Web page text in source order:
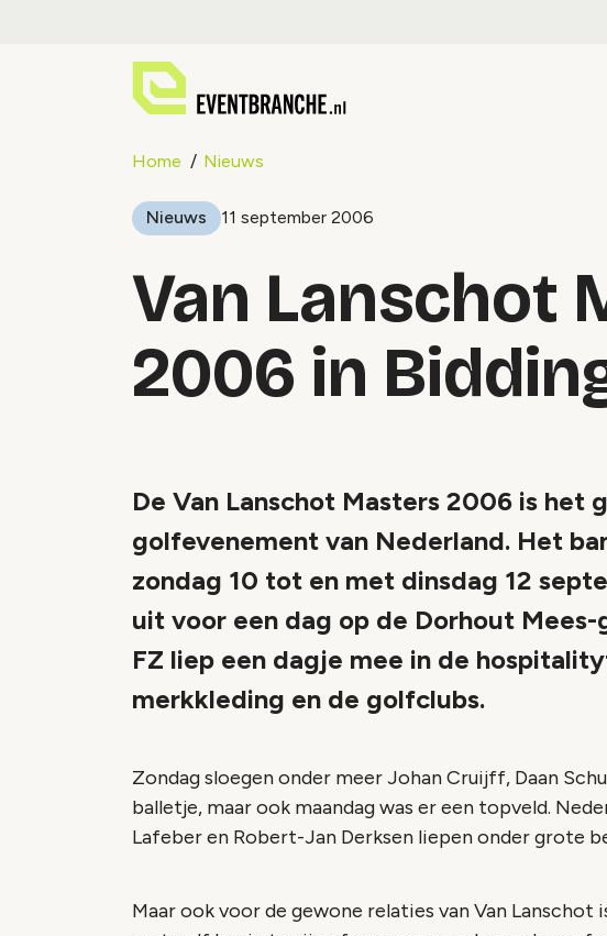
Home Nieuws
Nieuws 11 september 2006
Van Lanschot
2006 in
De Van Lanschot Masters 2006 is het
golfevenement van Nederland. Het
zondag 10 tot en met dinsdag 12
uit voor een dag op de Dorhout
FZ liep een dagje mee in de
merkkleding en de golfclubs.
Zondag sloegen onder meer Johan Cruijff, Daan
balletje, maar ook maandag was er een topveld.
Lafeber en Robert-Jan Derksen liepen onder grote
Maar ook voor de gewone relaties van Van